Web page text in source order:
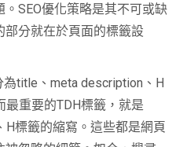
SEO優化策略是其不可或缺
分就在於頁面的標籤設
為title、meta description、H
重要的TDH標籤，就是
標籤的縮寫。這些都是網頁